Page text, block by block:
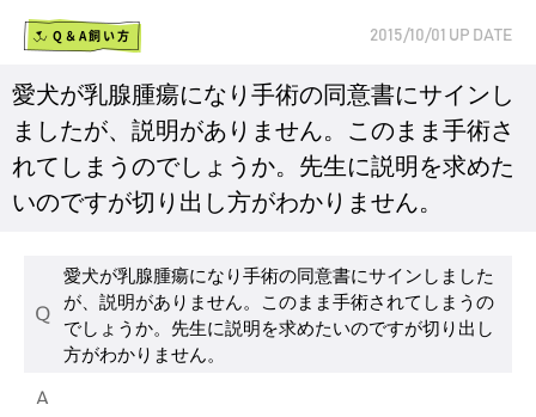
Q＆A飼い方 2015/10/01 UP DATE
愛犬が乳腺腫瘍になり手術の同意書にサインし
ましたが、説明がありません。このまま手術さ
れてしまうのでしょうか。先生に説明を求めた
いのですが切り出し方がわかりません。
愛犬が乳腺腫瘍になり手術の同意書にサインしました
が、説明がありません。このまま手術されてしまうの
でしょうか。先生に説明を求めたいのですが切り出し
方がわかりません。